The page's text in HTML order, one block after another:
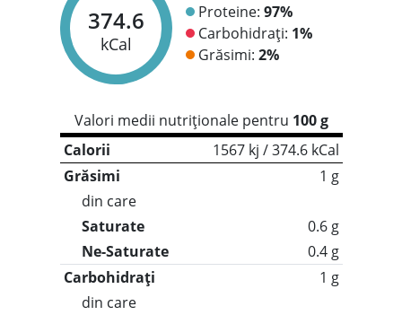
374.6
kCal
Proteine: 97%
Carbohidrați: 1%
Grăsimi: 2%
Valori medii nutriționale pentru 100 g
Calorii
1567 kj / 374.6 kCal
Grăsimi
1 g
din care
Saturate
0.6 g
Ne-Saturate
0.4 g
Carbohidrați
1 g
din care